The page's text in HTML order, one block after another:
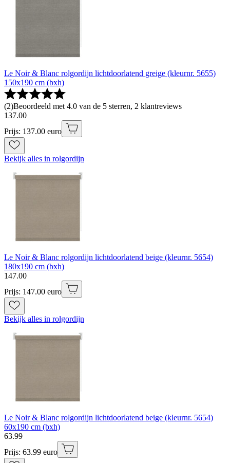
Le Noir & Blanc rolgordijn lichtdoorlatend greige (kleurnr. 5655)
150x190 cm (bxh)
(2)Beoordeeld met 4.0 van de 5 sterren, 2 klantreviews
137.00
Prijs: 137.00 euro
Bekijk alles in rolgordijn
Le Noir & Blanc rolgordijn lichtdoorlatend beige (kleurnr. 5654)
180x190 cm (bxh)
147.00
Prijs: 147.00 euro
Bekijk alles in rolgordijn
Le Noir & Blanc rolgordijn lichtdoorlatend beige (kleurnr. 5654)
60x190 cm (bxh)
63.99
Prijs: 63.99 euro